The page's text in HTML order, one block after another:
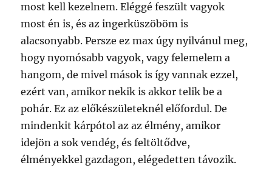
most kell kezelnem. Eléggé feszült vagyok
most én is, és az ingerküszöböm is
alacsonyabb. Persze ez max úgy nyilvánul meg,
hogy nyomósabb vagyok, vagy felemelem a
hangom, de mivel mások is így vannak ezzel,
ezért van, amikor nekik is akkor telik be a
pohár. Ez az előkészületeknél előfordul. De
mindenkit kárpótol az az élmény, amikor
idejön a sok vendég, és feltöltődve,
élményekkel gazdagon, elégedetten távozik.